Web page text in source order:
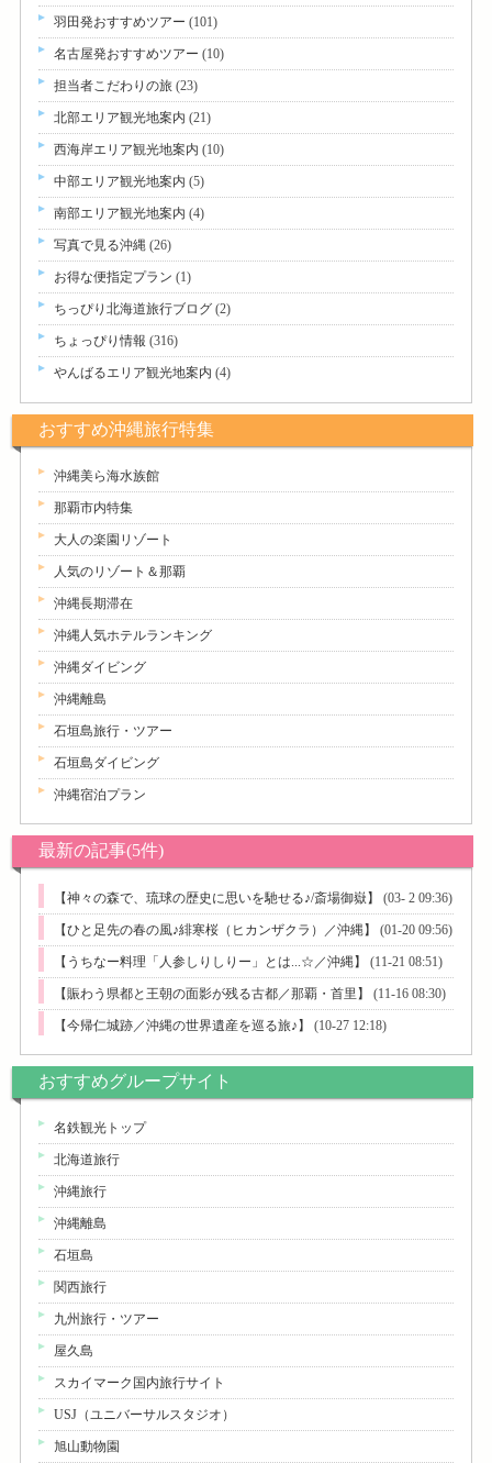
羽田発おすすめツアー (101)
名古屋発おすすめツアー (10)
担当者こだわりの旅 (23)
北部エリア観光地案内 (21)
西海岸エリア観光地案内 (10)
中部エリア観光地案内 (5)
南部エリア観光地案内 (4)
写真で見る沖縄 (26)
お得な便指定プラン (1)
ちっぴり北海道旅行ブログ (2)
ちょっぴり情報 (316)
やんばるエリア観光地案内 (4)
おすすめ沖縄旅行特集
沖縄美ら海水族館
那覇市内特集
大人の楽園リゾート
人気のリゾート＆那覇
沖縄長期滞在
沖縄人気ホテルランキング
沖縄ダイビング
沖縄離島
石垣島旅行・ツアー
石垣島ダイビング
沖縄宿泊プラン
最新の記事(5件)
【神々の森で、琉球の歴史に思いを馳せる♪/斎場御嶽】 (03- 2 09:36)
【ひと足先の春の風♪緋寒桜（ヒカンザクラ）／沖縄】 (01-20 09:56)
【うちなー料理「人参しりしりー」とは...☆／沖縄】 (11-21 08:51)
【賑わう県都と王朝の面影が残る古都／那覇・首里】 (11-16 08:30)
【今帰仁城跡／沖縄の世界遺産を巡る旅♪】 (10-27 12:18)
おすすめグループサイト
名鉄観光トップ
北海道旅行
沖縄旅行
沖縄離島
石垣島
関西旅行
九州旅行・ツアー
屋久島
スカイマーク国内旅行サイト
USJ（ユニバーサルスタジオ）
旭山動物園